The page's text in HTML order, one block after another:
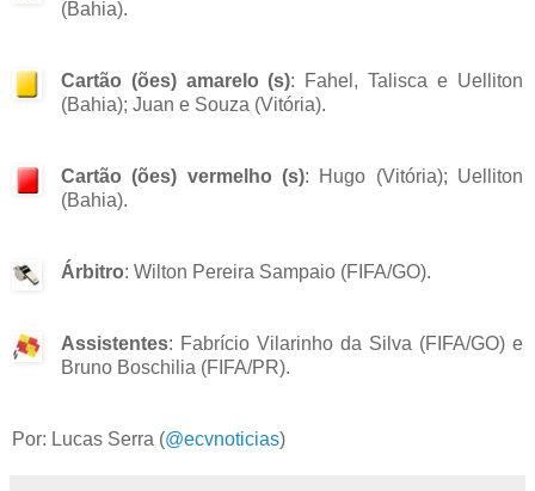
(Bahia).
Cartão (ões) amarelo (s): Fahel, Talisca e Uelliton
(Bahia); Juan e Souza (Vitória).
Cartão (ões) vermelho (s): Hugo (Vitória); Uelliton
(Bahia).
Árbitro: Wilton Pereira Sampaio (FIFA/GO).
Assistentes: Fabrício Vilarinho da Silva (FIFA/GO) e
Bruno Boschilia (FIFA/PR).
Por: Lucas Serra (@ecvnoticias)